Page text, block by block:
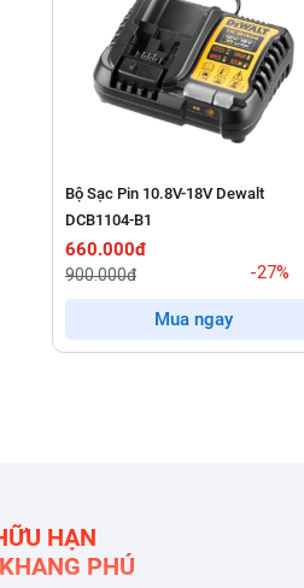
Bộ Sạc Pin 10.8V-18V Dewalt
DCB1104-B1
660.000đ
900.000đ -27%
Mua ngay
HẠN
PHÚ